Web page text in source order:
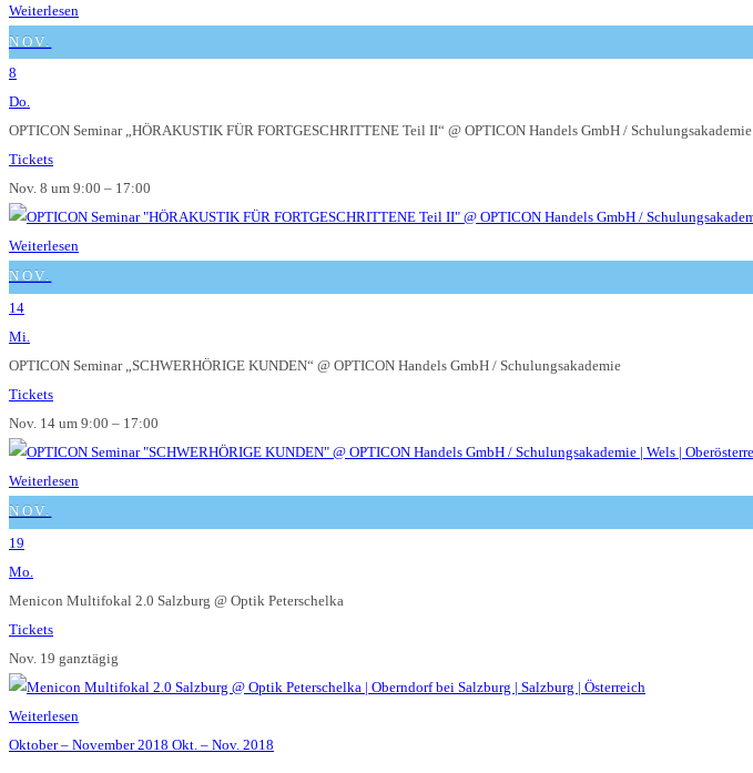
Weiterlesen
NOV.
8
Do.
OPTICON Seminar „HÖRAKUSTIK FÜR FORTGESCHRITTENE Teil II“ @ OPTICON Handels GmbH / Schulungsakademie
Tickets
Nov. 8 um 9:00 – 17:00
Weiterlesen
NOV.
14
Mi.
OPTICON Seminar „SCHWERHÖRIGE KUNDEN“ @ OPTICON Handels GmbH / Schulungsakademie
Tickets
Nov. 14 um 9:00 – 17:00
Weiterlesen
NOV.
19
Mo.
Menicon Multifokal 2.0 Salzburg @ Optik Peterschelka
Tickets
Nov. 19 ganztägig
Weiterlesen
Oktober – November 2018 Okt. – Nov. 2018